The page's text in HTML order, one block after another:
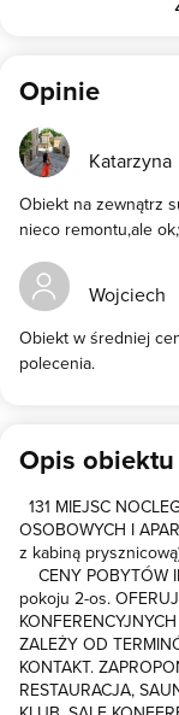
Opinie
Katarzyna
Obiekt na zewnątrz
nieco remontu,ale
miła i
Wojciech
Obiekt w średniej
polecenia.
Opis obiektu
131 MIEJSC
OSOBOWYCH I
z kabiną
CENY POBYTÓW
pokoju 2-os.
ZALEŻY OD
KONTAKT.
RESTAURACJA,